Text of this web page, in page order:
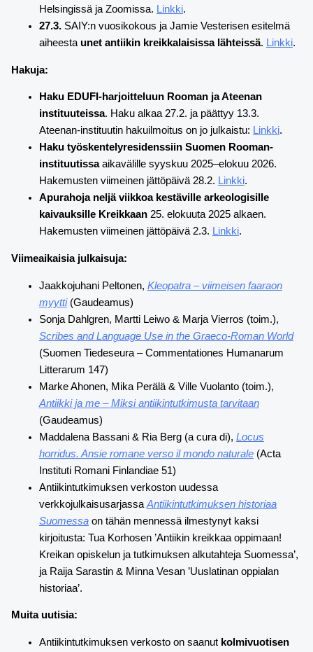
Helsingissä ja Zoomissa. Linkki.
27.3.SAIY:n vuosikokous ja Jamie Vesterisen esitelmä
aiheesta unet antiikin kreikkalaisissa lähteissä. Linkki.
Hakuja:
Haku EDUFI-harjoitteluun Rooman ja Ateenan
instituuteissa. Haku alkaa 27.2. ja päättyy 13.3.
Ateenan-instituutin hakuilmoitus on jo julkaistu: Linkki.
Haku työskentelyresidenssiin Suomen Rooman-
instituutissaaikavälille syyskuu 2025–elokuu 2026.
Hakemusten viimeinen jättöpäivä 28.2. Linkki.
Apurahoja neljä viikkoa kestäville arkeologisille
kaivauksille Kreikkaan25. elokuuta 2025 alkaen.
Hakemusten viimeinen jättöpäivä 2.3. Linkki.
Viimeaikaisia julkaisuja:
Jaakkojuhani Peltonen, Kleopatra – viimeisen faaraon
myytti(Gaudeamus)
Sonja Dahlgren, Martti Leiwo & Marja Vierros (toim.),
Scribes and Language Use in the Graeco-Roman World
(Suomen Tiedeseura – Commentationes Humanarum
Litterarum 147)
Marke Ahonen, Mika Perälä & Ville Vuolanto (toim.),
Antiikki ja me – Miksi antiikintutkimusta tarvitaan
(Gaudeamus)
Maddalena Bassani & Ria Berg (a cura di), Locus
horridus. Ansie romane verso il mondo naturale(Acta
Instituti Romani Finlandiae 51)
Antiikintutkimuksen verkoston uudessa
verkkojulkaisusarjassa Antiikintutkimuksen historiaa
Suomessaon tähän mennessä ilmestynyt kaksi
kirjoitusta: Tua Korhosen ’Antiikin kreikkaa oppimaan!
Kreikan opiskelun ja tutkimuksen alkutahteja Suomessa’,
ja Raija Sarastin & Minna Vesan ’Uuslatinan oppialan
historiaa’.
Muita uutisia:
Antiikintutkimuksen verkosto on saanut kolmivuotisen